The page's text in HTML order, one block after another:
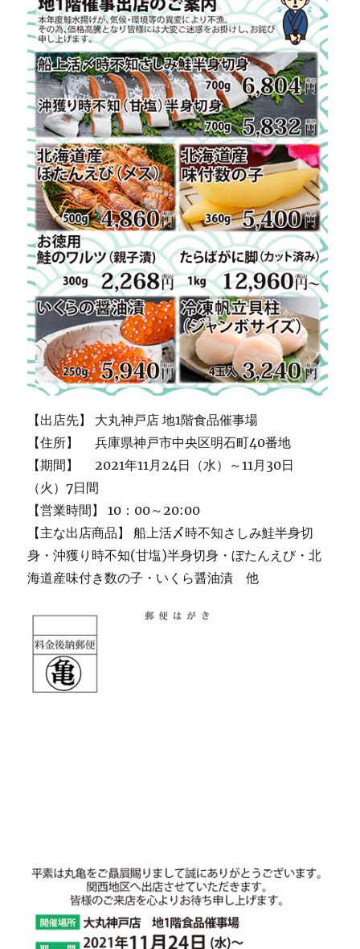
【出店先】 大丸神戸店 地1階食品催事場
【住所】 兵庫県神戸市中央区明石町40番地
【期間】 2021年11月24日（水）～11月30日
（火）7日間
【営業時間】 10：00～20:00
【主な出店商品】 船上活〆時不知さしみ鮭半身切
身・沖獲り時不知(甘塩)半身切身・ぼたんえび・北
海道産味付き数の子・いくら醤油漬 他